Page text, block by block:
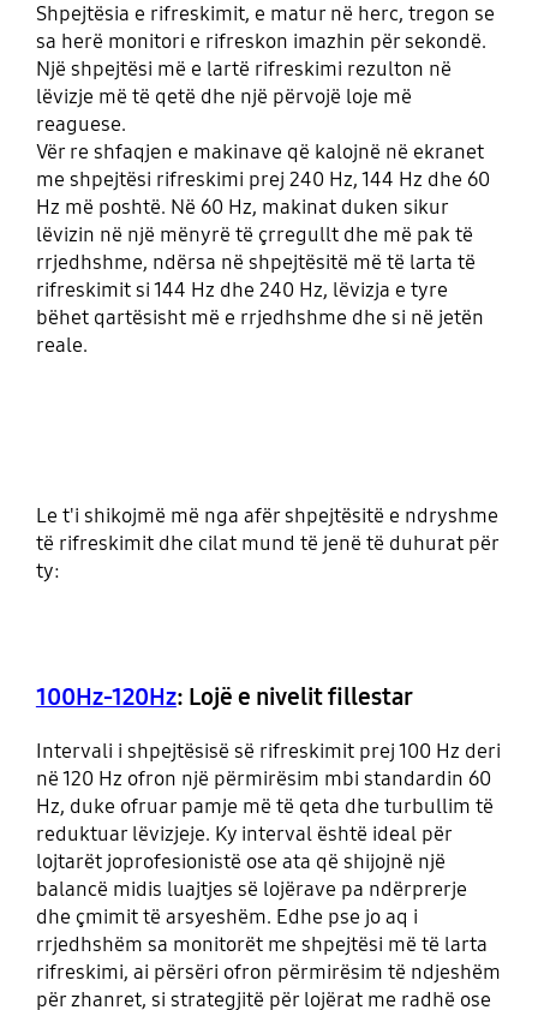
Shpejtësia e rifreskimit, e matur në herc, tregon se
sa herë monitori e rifreskon imazhin për sekondë.
Një shpejtësi më e lartë rifreskimi rezulton në
lëvizje më të qetë dhe një përvojë loje më
reaguese.
Vër re shfaqjen e makinave që kalojnë në ekranet
me shpejtësi rifreskimi prej 240 Hz, 144 Hz dhe 60
Hz më poshtë. Në 60 Hz, makinat duken sikur
lëvizin në një mënyrë të çrregullt dhe më pak të
rrjedhshme, ndërsa në shpejtësitë më të larta të
rifreskimit si 144 Hz dhe 240 Hz, lëvizja e tyre
bëhet qartësisht më e rrjedhshme dhe si në jetën
reale.
Le t'i shikojmë më nga afër shpejtësitë e ndryshme
të rifreskimit dhe cilat mund të jenë të duhurat për
ty:
100Hz-120Hz: Lojë e nivelit fillestar
Intervali i shpejtësisë së rifreskimit prej 100 Hz deri
në 120 Hz ofron një përmirësim mbi standardin 60
Hz, duke ofruar pamje më të qeta dhe turbullim të
reduktuar lëvizjeje. Ky interval është ideal për
lojtarët joprofesionistë ose ata që shijojnë një
balancë midis luajtjes së lojërave pa ndërprerje
dhe çmimit të arsyeshëm. Edhe pse jo aq i
rrjedhshëm sa monitorët me shpejtësi më të larta
rifreskimi, ai përsëri ofron përmirësim të ndjeshëm
për zhanret, si strategjitë për lojërat me radhë ose